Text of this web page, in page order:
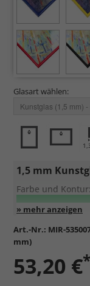
Glasart wählen:
1,5 mm
Farbe und Kontur:
UV-Schutz:
Sehr leicht
Kontraste und
Art.-Nr.: MIR-
mm)
53,20 €*